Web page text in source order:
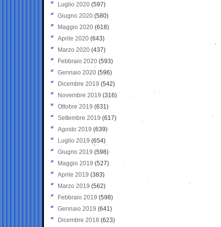
Luglio 2020 (597)
Giugno 2020 (580)
Maggio 2020 (618)
Aprile 2020 (643)
Marzo 2020 (437)
Febbraio 2020 (593)
Gennaio 2020 (596)
Dicembre 2019 (542)
Novembre 2019 (316)
Ottobre 2019 (631)
Settembre 2019 (617)
Agosto 2019 (639)
Luglio 2019 (654)
Giugno 2019 (598)
Maggio 2019 (527)
Aprile 2019 (383)
Marzo 2019 (562)
Febbraio 2019 (598)
Gennaio 2019 (641)
Dicembre 2018 (623)